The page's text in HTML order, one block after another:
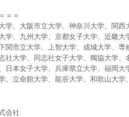
＝＝
学、大阪市立大学、神奈川大学、関
学、九州大学、京都女子大学、近畿
関市立大学、上智大学、成城大学、
社大学、同志社女子大学、獨協大学、
日本女子大学、兵庫県立大学、福岡
、立命館大学、龍谷大学、和歌山大学
会社